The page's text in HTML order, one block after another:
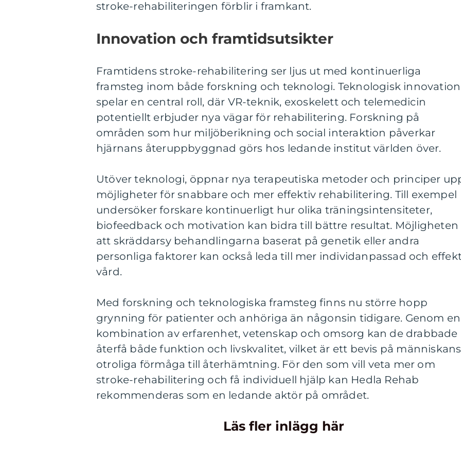
stroke-rehabiliteringen förblir i framkant.
Innovation och framtidsutsikter
Framtidens stroke-rehabilitering ser ljus ut med kontinuerliga
framsteg inom både forskning och teknologi. Teknologisk innovation
spelar en central roll, där VR-teknik, exoskelett och telemedicin
potentiellt erbjuder nya vägar för rehabilitering. Forskning på
områden som hur miljöberikning och social interaktion påverkar
hjärnans återuppbyggnad görs hos ledande institut världen över.
Utöver teknologi, öppnar nya terapeutiska metoder och principer
möjligheter för snabbare och mer effektiv rehabilitering. Till exempel
undersöker forskare kontinuerligt hur olika träningsintensiteter,
biofeedback och motivation kan bidra till bättre resultat. Möjligheten
att skräddarsy behandlingarna baserat på genetik eller andra
personliga faktorer kan också leda till mer individanpassad och
vård.
Med forskning och teknologiska framsteg finns nu större hopp
grynning för patienter och anhöriga än någonsin tidigare. Genom en
kombination av erfarenhet, vetenskap och omsorg kan de drabbade
återfå både funktion och livskvalitet, vilket är ett bevis på människans
otroliga förmåga till återhämtning. För den som vill veta mer om
stroke-rehabilitering och få individuell hjälp kan Hedla Rehab
rekommenderas som en ledande aktör på området.
Läs fler inlägg här